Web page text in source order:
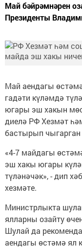
Май бәйрәмнәрен
Президенты
Май аендагы
гадәти күләмдә
югары эш хакын
диелә РФ Хезмәт
бастырып
«4-7 майдагы
эш хакы югары
түләнәчәк», - дип
хезмәте.
Министрлыкта
ялларны озайту
Шулай да
аендагы өстәмә ял